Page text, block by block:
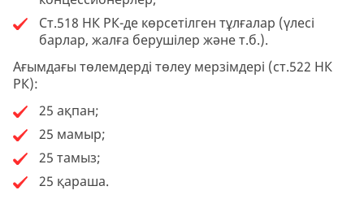
Ст.518 НК РК-де көрсетілген тұлғалар (үлесі
барлар, жалға берушілер және т.б.).
Ағымдағы төлемдерді төлеу мерзімдері (ст.522 НК
РК):
25 ақпан;
25 мамыр;
25 тамыз;
25 қараша.